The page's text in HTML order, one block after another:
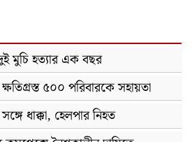
মুচি হত্যার এক বছর
৫০০ পরিবারকে সহায়তা
ধাক্কা, হেলপার নিহত